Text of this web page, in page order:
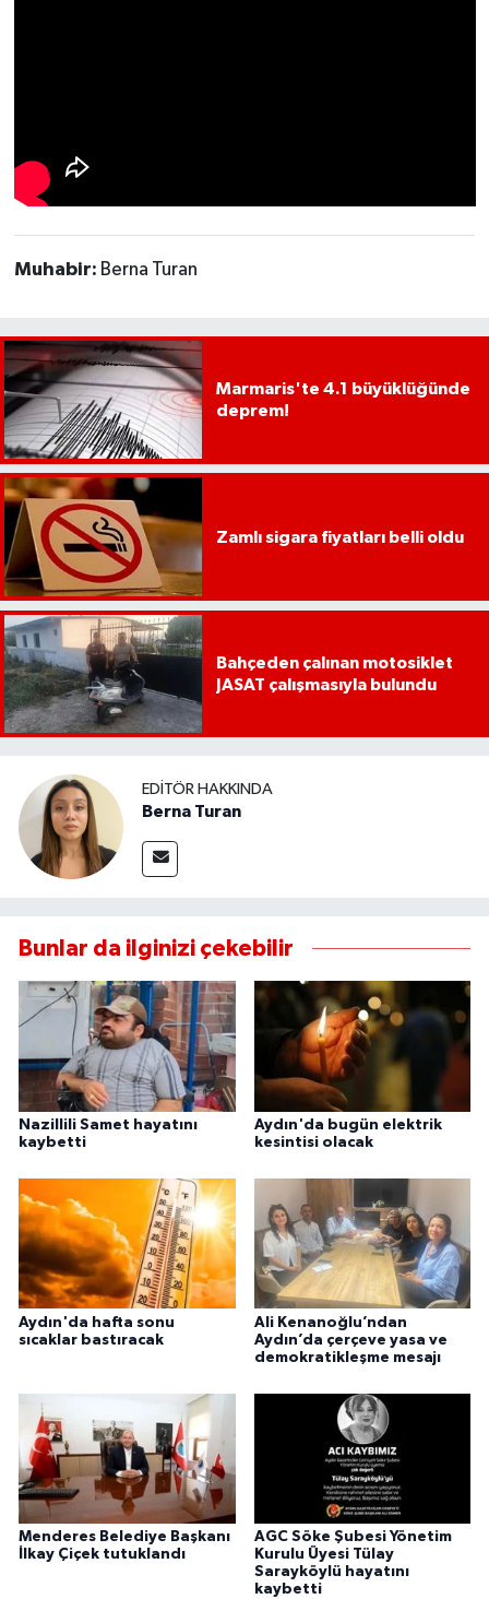
Muhabir: Berna Turan
Marmaris'te 4.1 büyüklüğünde
deprem!
Zamlı sigara fiyatları belli oldu
Bahçeden çalınan motosiklet
JASAT çalışmasıyla bulundu
EDITÖR HAKKINDA
Berna Turan
Bunlar da ilginizi çekebilir
Nazillili Samet hayatını
kaybetti
Aydın'da bugün elektrik
kesintisi olacak
Aydın'da hafta sonu
sıcaklar bastıracak
Ali Kenanoğlu’ndan
Aydın’da çerçeve yasa ve
demokratikleşme mesajı
Menderes Belediye Başkanı
İlkay Çiçek tutuklandı
AGC Söke Şubesi Yönetim
Kurulu Üyesi Tülay
Sarayköylü hayatını
kaybetti